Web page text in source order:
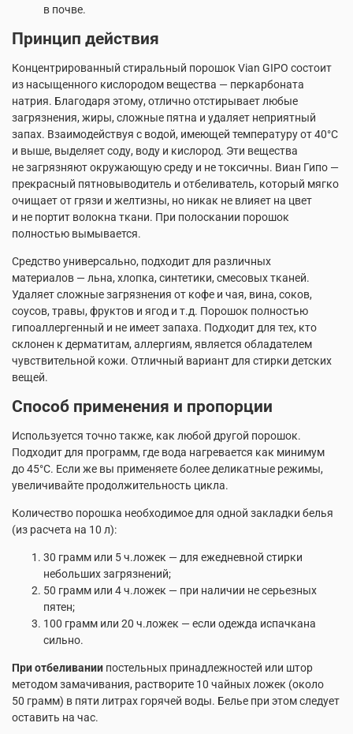
в почве.
Принцип действия
Концентрированный стиральный порошок Vian GIPO состоит
из насыщенного кислородом вещества — перкарбоната
натрия. Благодаря этому, отлично отстирывает любые
загрязнения, жиры, сложные пятна и удаляет неприятный
запах. Взаимодействуя с водой, имеющей температуру от 40°С
и выше, выделяет соду, воду и кислород. Эти вещества
не загрязняют окружающую среду и не токсичны. Виан Гипо —
прекрасный пятновыводитель и отбеливатель, который мягко
очищает от грязи и желтизны, но никак не влияет на цвет
и не портит волокна ткани. При полоскании порошок
полностью вымывается.
Средство универсально, подходит для различных
материалов — льна, хлопка, синтетики, смесовых тканей.
Удаляет сложные загрязнения от кофе и чая, вина, соков,
соусов, травы, фруктов и ягод и т.д. Порошок полностью
гипоаллергенный и не имеет запаха. Подходит для тех, кто
склонен к дерматитам, аллергиям, является обладателем
чувствительной кожи. Отличный вариант для стирки детских
вещей.
Способ применения и пропорции
Используется точно также, как любой другой порошок.
Подходит для программ, где вода нагревается как минимум
до 45°С. Если же вы применяете более деликатные режимы,
увеличивайте продолжительность цикла.
Количество порошка необходимое для одной закладки белья
(из расчета на 10 л):
30 грамм или 5 ч.ложек — для ежедневной стирки
небольших загрязнений;
50 грамм или 4 ч.ложек — при наличии не серьезных
пятен;
100 грамм или 20 ч.ложек — если одежда испачкана
сильно.
При отбеливании постельных принадлежностей или штор
методом замачивания, растворите 10 чайных ложек (около
50 грамм) в пяти литрах горячей воды. Белье при этом следует
оставить на час.